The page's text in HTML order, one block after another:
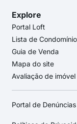
Explore
Portal Loft
Lista de
Guia de Venda
Mapa do site
Avaliação de imóvel
Portal de Denúncias